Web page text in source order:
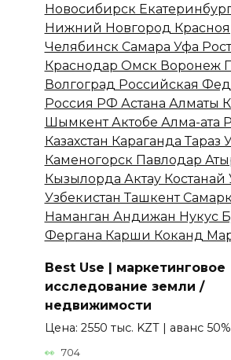
Best Use | маркетинговое
исследование земли /
недвижимости
Цена: 2550 тыс. KZT | аванс 50%
704